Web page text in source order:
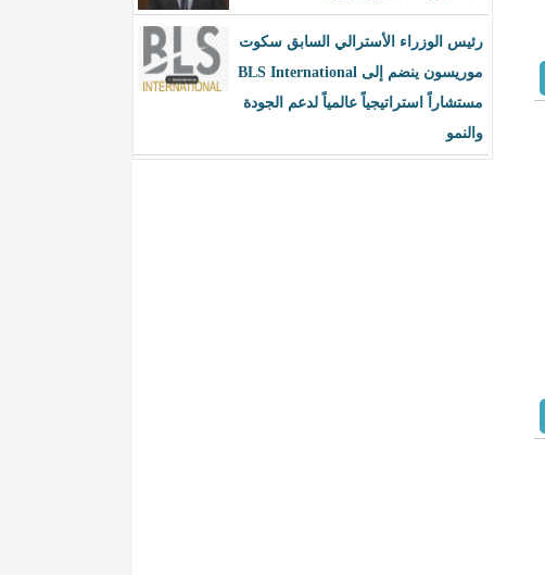
رئيس الوزراء الأسترالي السابق سكوت
موريسون ينضم إلى BLS International
مستشاراً استراتيجياً عالمياً لدعم الجودة
والنمو